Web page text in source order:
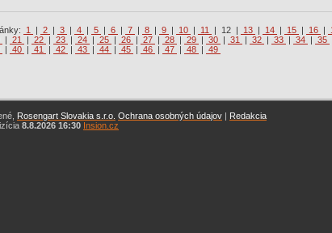
1 | 2 | 3 | 4 | 5 | 6 | 7 | 8 | 9 | 10 | 11 | 12 | 13 | 14 | 15 | 16 |
| 21 | 22 | 23 | 24 | 25 | 26 | 27 | 28 | 29 | 30 | 31 | 32 | 33 | 34 | 35
| 40 | 41 | 42 | 43 | 44 | 45 | 46 | 47 | 48 | 49
Rosengart Slovakia s.r.o. Ochrana osobných údajov | Redakcia
8.8.2026 16:30 Insion.cz